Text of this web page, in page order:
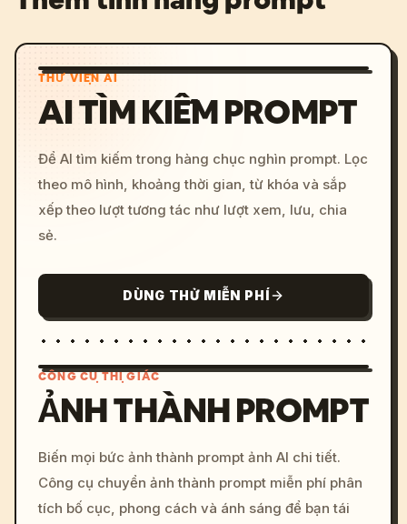
THƯ VIỆN AI
AI TÌM KIẾM PROMPT
Để AI tìm kiếm trong hàng chục nghìn prompt. Lọc
theo mô hình, khoảng thời gian, từ khóa và sắp
xếp theo lượt tương tác như lượt xem, lưu, chia
sẻ.
DÙNG THỬ MIỄN PHÍ
c, cyberpunk sunset, neon
colors, 8k --v 6.0
CÔNG CỤ THỊ GIÁC
ẢNH THÀNH PROMPT
Biến mọi bức ảnh thành prompt ảnh AI chi tiết.
Công cụ chuyển ảnh thành prompt miễn phí phân
tích bố cục, phong cách và ánh sáng để bạn tái